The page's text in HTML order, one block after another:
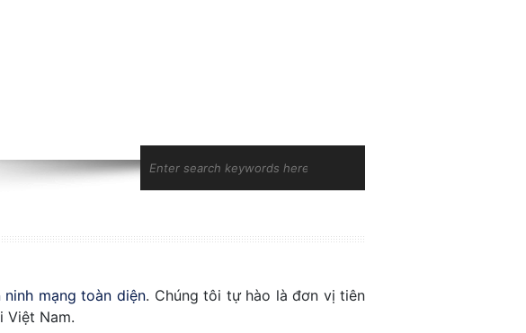
mạng toàn diện. Chúng tôi tự hào là đơn vị tiên
Việt Nam.